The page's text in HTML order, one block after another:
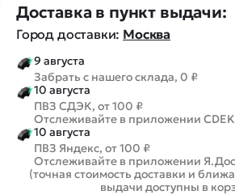
Доставка в пункт выдачи:
Город доставки: Москва
9 августа
Забрать с нашего склада, 0 ₽
10 августа
ПВЗ СДЭК, от 100 ₽
Отслеживайте в приложении CDEK
10 августа
ПВЗ Яндекс, от 100 ₽
Отслеживайте в приложении
(точная стоимость доставки и
выдачи доступны в